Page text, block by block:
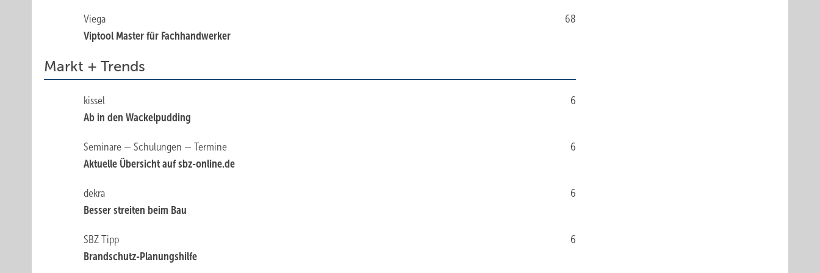
68
Viega
Viptool Master für Fachhandwerker
Markt + Trends
6
kissel
Ab in den Wackelpudding
6
Seminare — Schulungen — Termine
Aktuelle Übersicht auf sbz-online.de
6
dekra
Besser streiten beim Bau
6
SBZ Tipp
Brandschutz-­Planungshilfe